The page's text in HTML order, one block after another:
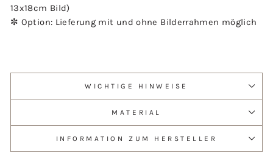
13x18cm Bild)
✼ Option: Lieferung mit und ohne Bilderrahmen möglich
WICHTIGE HINWEISE
MATERIAL
INFORMATION ZUM HERSTELLER